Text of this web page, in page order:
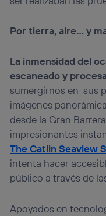
Por tierra, aire… y
La inmensidad del
escaneado y
sumergirnos en sus
imágenes
desde la Gran
impresionantes
The Catlin Seaview
intenta hacer
público a través de
Apoyados en